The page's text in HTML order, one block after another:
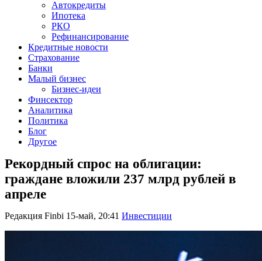
Автокредиты
Ипотека
РКО
Рефинансирование
Кредитные новости
Страхование
Банки
Малый бизнес
Бизнес-идеи
Финсектор
Аналитика
Политика
Блог
Другое
Рекордный спрос на облигации:
граждане вложили 237 млрд рублей в
апреле
Редакция Finbi 15-май, 20:41 Инвестиции